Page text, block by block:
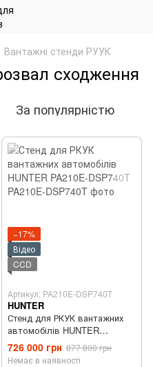
Вантажні стенди РУУК
сходження
За популярністю
−17%
Відео
CCD
Артикул: PA210E-DSP740T
HUNTER
Стенд для РКУК вантажних
автомобілів HUNTER
PA210E-DSP740T
726 000 грн 877 800 грн
Немає в наявності